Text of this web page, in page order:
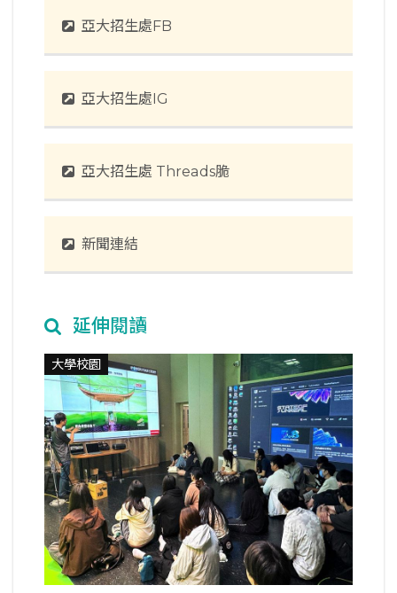
亞大招生處FB
亞大招生處IG
亞大招生處 Threads脆
新聞連結
延伸閱讀
大學校園